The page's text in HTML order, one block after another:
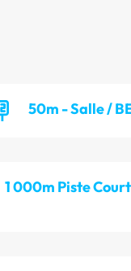
50m - Salle /
1 000m Piste